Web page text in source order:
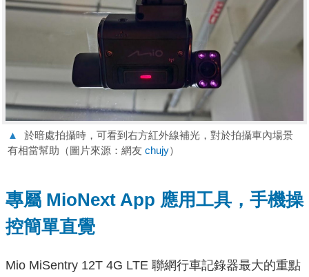
▲
於暗處拍攝時，可看到右方紅外線補光，對於拍攝車內場景
有相當幫助（圖片來源：網友 chujy）
專屬 MioNext App 應用工具，手機操
控簡單直覺
Mio MiSentry 12T 4G LTE 聯網行車記錄器最大的重點